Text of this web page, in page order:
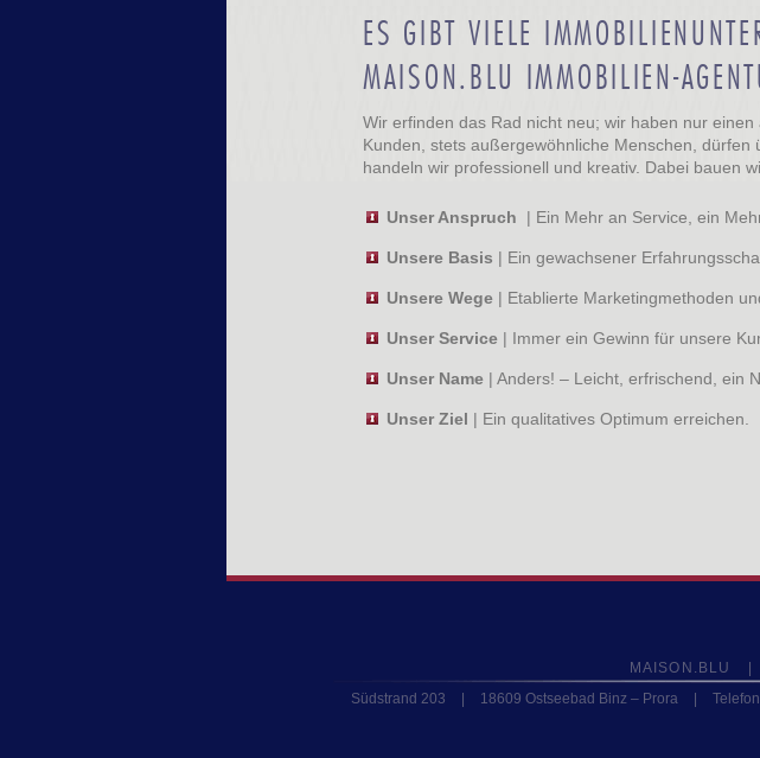
ES GIBT VIELE
MAISON.BLU IMMOBILIEN-
Wir erfinden das Rad nicht neu; wir haben nur
Kunden, stets außergewöhnliche Menschen,
handeln wir professionell und kreativ. Dabei bauen
Unser Anspruch | Ein Mehr an Service, ein
Unsere Basis | Ein gewachsener
Unsere Wege | Etablierte Marketingmethoden
Unser Service | Immer ein Gewinn für unsere
Unser Name | Anders! – Leicht, erfrischend, ein
Unser Ziel | Ein qualitatives Optimum erreichen.
MAISON.BLU
Südstrand 203
18609 Ostseebad Binz – Prora